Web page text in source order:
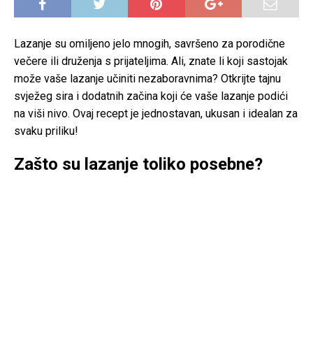
Lazanje su omiljeno jelo mnogih, savršeno za porodične
večere ili druženja s prijateljima. Ali, znate li koji sastojak
može vaše lazanje učiniti nezaboravnima? Otkrijte tajnu
svježeg sira i dodatnih začina koji će vaše lazanje podići
na viši nivo. Ovaj recept je jednostavan, ukusan i idealan za
svaku priliku!
Zašto su lazanje toliko posebne?